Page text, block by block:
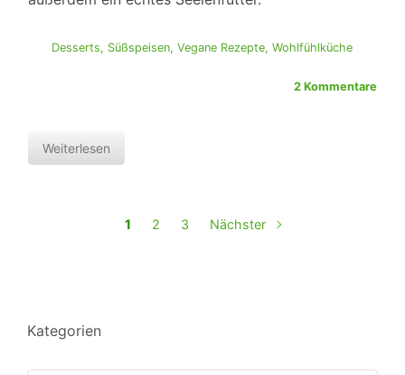
Desserts, Süßspeisen, Vegane Rezepte, Wohlfühlküche
2 Kommentare
Weiterlesen
1 2 3 Nächster
Kategorien